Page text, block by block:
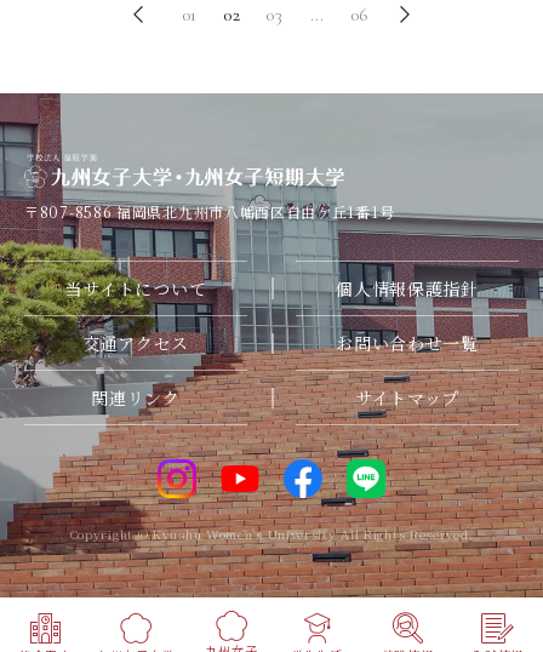
01 02 03 … 06
〒807-8586福岡県北九州市八幡西区自由ケ丘1番1号
当サイトについて 個人情報保護指針
交通アクセス お問い合わせ一覧
関連リンク サイトマップ
Copyright © Kyushu Women's University All Rights Reserved.